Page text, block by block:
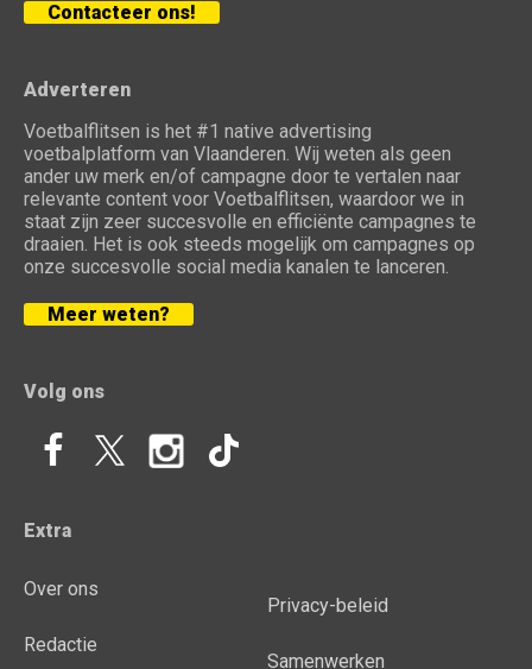
Contacteer ons!
Adverteren
Voetbalflitsen is het #1 native advertising
voetbalplatform van Vlaanderen. Wij weten als geen
ander uw merk en/of campagne door te vertalen naar
relevante content voor Voetbalflitsen, waardoor we in
staat zijn zeer succesvolle en efficiënte campagnes te
draaien. Het is ook steeds mogelijk om campagnes op
onze succesvolle social media kanalen te lanceren.
Meer weten?
Volg ons
Extra
Over ons
Redactie
Privacy-beleid
Samenwerken